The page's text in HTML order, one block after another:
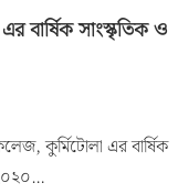
বার্ষিক সাংস্কৃতিক ও
কুর্মিটোলা এর বার্ষিক